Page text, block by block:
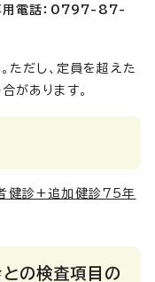
用電話：0797-87-
だし、定員を超えた
があります。
診+追加健診75年
の検査項目の